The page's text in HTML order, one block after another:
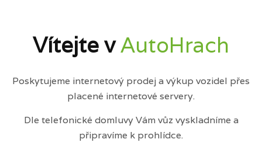
Vítejte vAutoHrach
Poskytujeme internetový prodej a výkup vozidel přes
placené internetové servery.
Dle telefonické domluvy Vám vůz vyskladníme a
připravíme k prohlídce.